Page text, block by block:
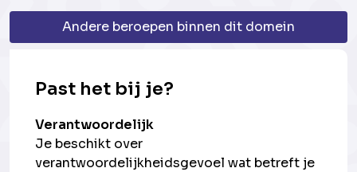
Andere beroepen binnen dit domein
Past het bij je?
Verantwoordelijk
Je beschikt over
verantwoordelijkheidsgevoel wat betreft je